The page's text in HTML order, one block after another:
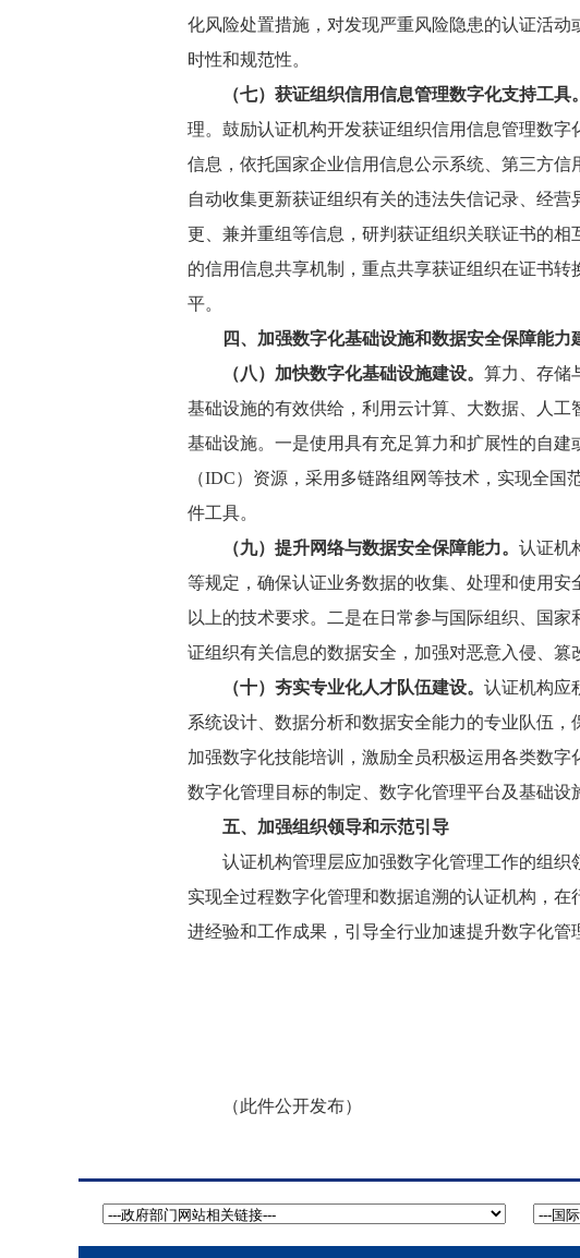
化风险处置措施，对发现严重风险隐患的认证活
时性和规范性。
（七）获证组织信用信息管理数字化支持工具。
理。鼓励认证机构开发获证组织信用信息管理数
信息，依托国家企业信用信息公示系统、第三方
自动收集更新获证组织有关的违法失信记录、经
更、兼并重组等信息，研判获证组织关联证书的
的信用信息共享机制，重点共享获证组织在证书
平。
四、加强数字化基础设施和数据安全保障能力
（八）加快数字化基础设施建设。 算力、存储
基础设施的有效供给，利用云计算、大数据、人
基础设施。一是使用具有充足算力和扩展性的自
（IDC）资源，采用多链路组网等技术，实现全
件工具。
（九）提升网络与数据安全保障能力。 认证机
等规定，确保认证业务数据的收集、处理和使用
以上的技术要求。二是在日常参与国际组织、国
证组织有关信息的数据安全，加强对恶意入侵、篡
（十）夯实专业化人才队伍建设。 认证机构应
系统设计、数据分析和数据安全能力的专业队伍
加强数字化技能培训，激励全员积极运用各类数
数字化管理目标的制定、数字化管理平台及基础设
五、加强组织领导和示范引导
认证机构管理层应加强数字化管理工作的组
实现全过程数字化管理和数据追溯的认证机构，
进经验和工作成果，引导全行业加速提升数字化管
（此件公开发布）